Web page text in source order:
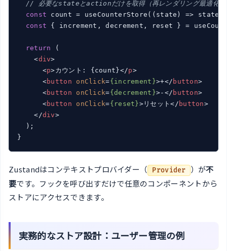
// 必要なstateとactionだけを取得（再レンダリング最適化）
const count = useCounterStore( ( state ) =>
const { increment, decrement, reset } =
return (
<div>
<p>カウント: {count}</p>
<button onClick={increment}>+</ button>
<button onClick={decrement}>- </ button>
<button onClick={reset}> リセット</ button>
</div>
  );
Zustandはコンテキストプロバイダー（ Provider ）が不
要です。フックを呼び出すだけで任意のコンポーネントから
ストアにアクセスできます。
実務的なストア設計：ユーザー管理の例